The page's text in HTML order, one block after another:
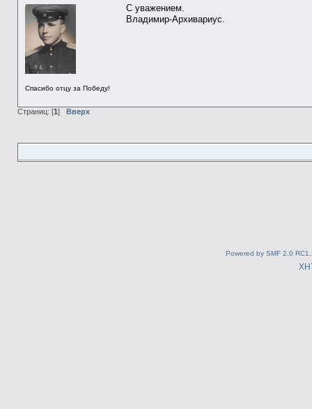
Спасибо отцу за Победу!
С уважением.
Владимир-Архивариус.
Страниц: [1] Вверх
Powered by SMF 2.0